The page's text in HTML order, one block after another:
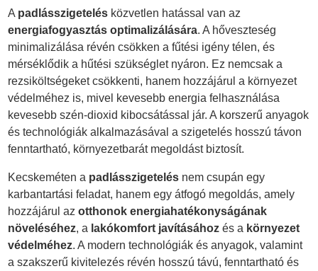
A padlásszigetelés közvetlen hatással van az
energiafogyasztás optimalizálására. A hőveszteség
minimalizálása révén csökken a fűtési igény télen, és
mérséklődik a hűtési szükséglet nyáron. Ez nemcsak a
rezsiköltségeket csökkenti, hanem hozzájárul a környezet
védelméhez is, mivel kevesebb energia felhasználása
kevesebb szén-dioxid kibocsátással jár. A korszerű anyagok
és technológiák alkalmazásával a szigetelés hosszú távon
fenntartható, környezetbarát megoldást biztosít.
Kecskeméten a padlásszigetelés nem csupán egy
karbantartási feladat, hanem egy átfogó megoldás, amely
hozzájárul azotthonok energiahatékonyságának
növeléséhez, a lakókomfort javításához és a környezet
védelméhez. A modern technológiák és anyagok, valamint
a szakszerű kivitelezés révén hosszú távú, fenntartható és